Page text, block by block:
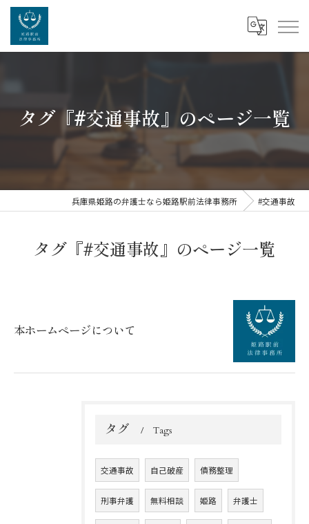
タグ『#交通事故』のページ一覧
兵庫県姫路の弁護士なら姫路駅前法律事務所 #交通事故
タグ『#交通事故』のページ一覧
本ホームページについて
タグ Tags
交通事故 自己破産 債務整理
刑事弁護 無料相談 姫路 弁護士